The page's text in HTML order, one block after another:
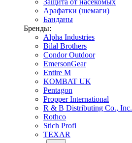
Защита от насекомых
Арафатки (шемаги)
Банданы
Бренды:
Alpha Industries
Bilal Brothers
Condor Outdoor
EmersonGear
Entire M
KOMBAT UK
Pentagon
Propper International
R & B Distributing Co., Inc.
Rothco
Stich Profi
TEXAR